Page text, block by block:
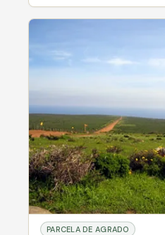
PARCELA DE AGRADO